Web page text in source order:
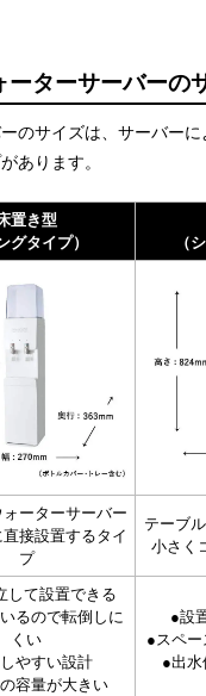
ーターサーバーの
のサイズは、サーバー
あります。
置き型
グタイプ）
（
ーターサーバー
接設置するタイ
プ
テーブ
小さく
して設置できる
るので転倒しに
くい
やすい設計
容量が大きい
●設
●スペ
●出